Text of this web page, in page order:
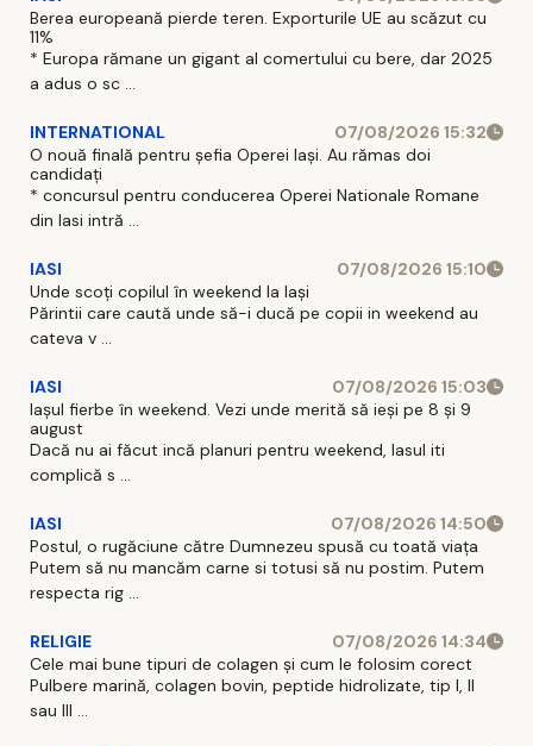
Berea europeană pierde teren. Exporturile UE au scăzut cu
11%
* Europa rămane un gigant al comertului cu bere, dar 2025
a adus o sc ...
INTERNATIONAL
07/08/2026 15:32
O nouă finală pentru șefia Operei Iași. Au rămas doi
candidați
* concursul pentru conducerea Operei Nationale Romane
din Iasi intră ...
IASI
07/08/2026 15:10
Unde scoți copilul în weekend la Iași
Părintii care caută unde să-i ducă pe copii in weekend au
cateva v ...
IASI
07/08/2026 15:03
Iașul fierbe în weekend. Vezi unde merită să ieși pe 8 și 9
august
Dacă nu ai făcut incă planuri pentru weekend, Iasul iti
complică s ...
IASI
07/08/2026 14:50
Postul, o rugăciune către Dumnezeu spusă cu toată viața
Putem să nu mancăm carne si totusi să nu postim. Putem
respecta rig ...
RELIGIE
07/08/2026 14:34
Cele mai bune tipuri de colagen și cum le folosim corect
Pulbere marină, colagen bovin, peptide hidrolizate, tip I, II
sau III ...